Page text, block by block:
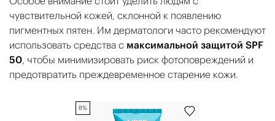
чувствительной кожей, склонной к появлению
пигментных пятен. Им дерматологи часто рекомендуют
использовать средства с максимальной защитой SPF
50, чтобы минимизировать риск фотоповреждений и
предотвратить преждевременное старение кожи.
8%